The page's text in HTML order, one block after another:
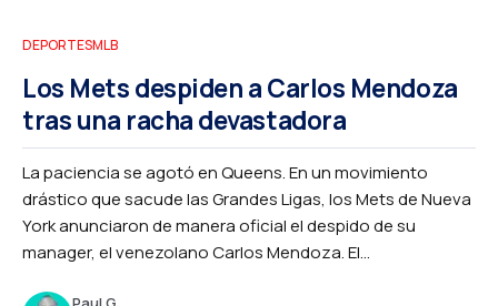
DEPORTESMLB
Los Mets despiden a Carlos Mendoza
tras una racha devastadora
La paciencia se agotó en Queens. En un movimiento
drástico que sacude las Grandes Ligas, los Mets de Nueva
York anunciaron de manera oficial el despido de su
manager, el venezolano Carlos Mendoza. El...